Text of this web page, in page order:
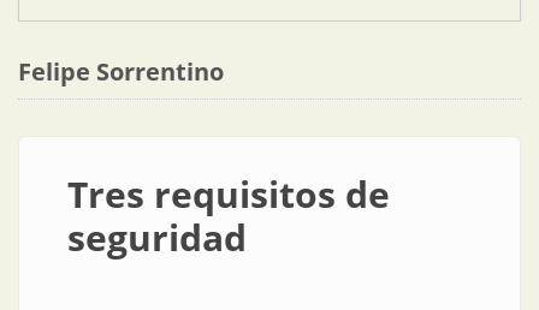
Felipe Sorrentino
Tres requisitos de
seguridad